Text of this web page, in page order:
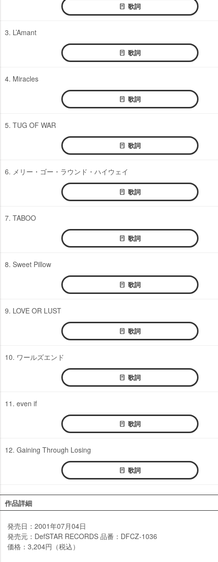
歌詞
3. L’Amant
歌詞
4. Miracles
歌詞
5. TUG OF WAR
歌詞
6. メリー・ゴー・ラウンド・ハイウェイ
歌詞
7. TABOO
歌詞
8. Sweet Pillow
歌詞
9. LOVE OR LUST
歌詞
10. ワールズエンド
歌詞
11. even if
歌詞
12. Gaining Through Losing
歌詞
作品詳細
発売日：2001年07月04日
発売元：DefSTAR RECORDS 品番：DFCZ-1036
価格：3,204円（税込）